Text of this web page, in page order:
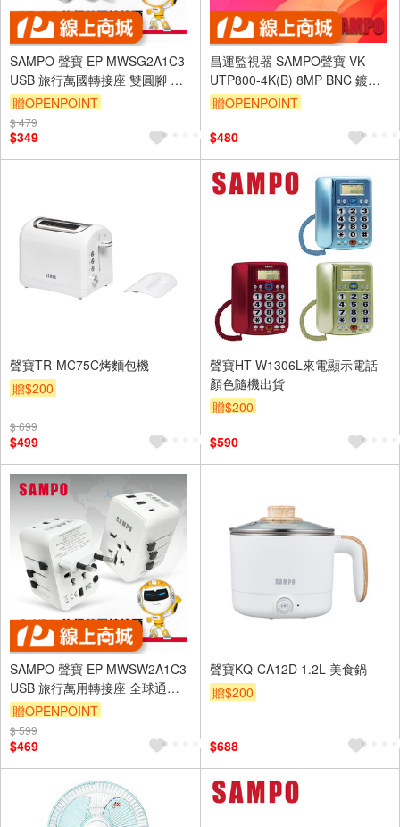
SAMPO 聲寶 EP-MWSG2A1C3
USB 旅行萬國轉接座 雙圓腳 適
用德國 歐盟 俄羅斯 韓國 印尼
贈OPENPOINT
$ 479
$349
昌運監視器 SAMPO聲寶 VK-
UTP800-4K(B) 8MP BNC 鍍金
絞線傳輸器 BNC絞線器 10入
贈OPENPOINT
$480
聲寶TR-MC75C烤麵包機
贈$200
$ 699
$499
聲寶HT-W1306L來電顯示電話-
顏色隨機出貨
贈$200
$590
SAMPO 聲寶 EP-MWSW2A1C3
USB 旅行萬用轉接座 全球通用
台灣除外
贈OPENPOINT
$ 599
$469
聲寶KQ-CA12D 1.2L 美食鍋
贈$200
$688